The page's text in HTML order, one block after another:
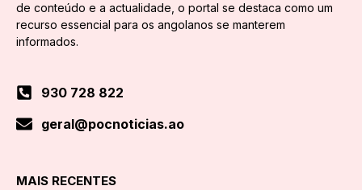
de conteúdo e a actualidade, o portal se destaca como um
recurso essencial para os angolanos se manterem
informados.
930 728 822
geral@pocnoticias.ao
MAIS RECENTES